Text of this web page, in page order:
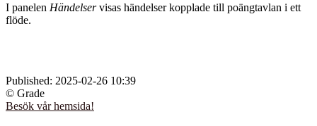
I panelen Händelservisas händelser kopplade till poängtavlan i ett
flöde.
Published: 2025-02-26 10:39
© Grade
Besök vår hemsida!